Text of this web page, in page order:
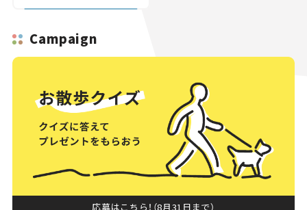
Campaign
応募はこちら！（8月31日まで）